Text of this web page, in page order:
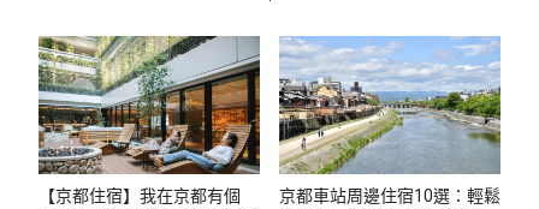
【京都住宿】我在京都有個
京都車站周邊住宿10選：輕鬆